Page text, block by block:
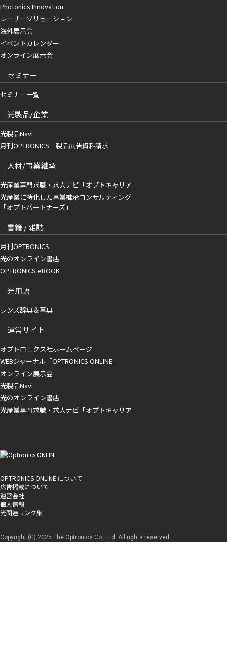
Photonics Innovation
レーザーソリューション
海外展示会
イベントカレンダー
オンライン展示会
セミナー
セミナー一覧
光製品/企業
光製品Navi
月刊OPTRONICS 製品広告資料請求
人材/事業継承
光産業専門求職・求人ナビ「オプトキャリア」
光産業に特化した事業継承コンサルティング
「オプトパートナーズ」
書籍 / 雑誌
月刊OPTRONICS
光のオンライン書店
OPTRONICS eBOOK
光用語
レンズ辞典＆事典
運営サイト
オプトロニクス社ホームページ
WEBジャーナル「OPTRONICS ONLINE」
オンライン展示会
光製品Navi
光のオンライン書店
光産業専門求職・求人ナビ「オプトキャリア」
OPTRONICS ONLINE について
広告掲載について
運営会社
個人情報
光関連リンク集
Copyright (C) 2025 The Optronics Co., Ltd. All rights reserved.